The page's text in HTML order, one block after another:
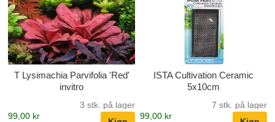
T Lysimachia Parvifolia 'Red'
invitro
3 stk. på lager
99,00 kr
ISTA Cultivation Ceramic
5x10cm
7 stk. på lager
99,00 kr